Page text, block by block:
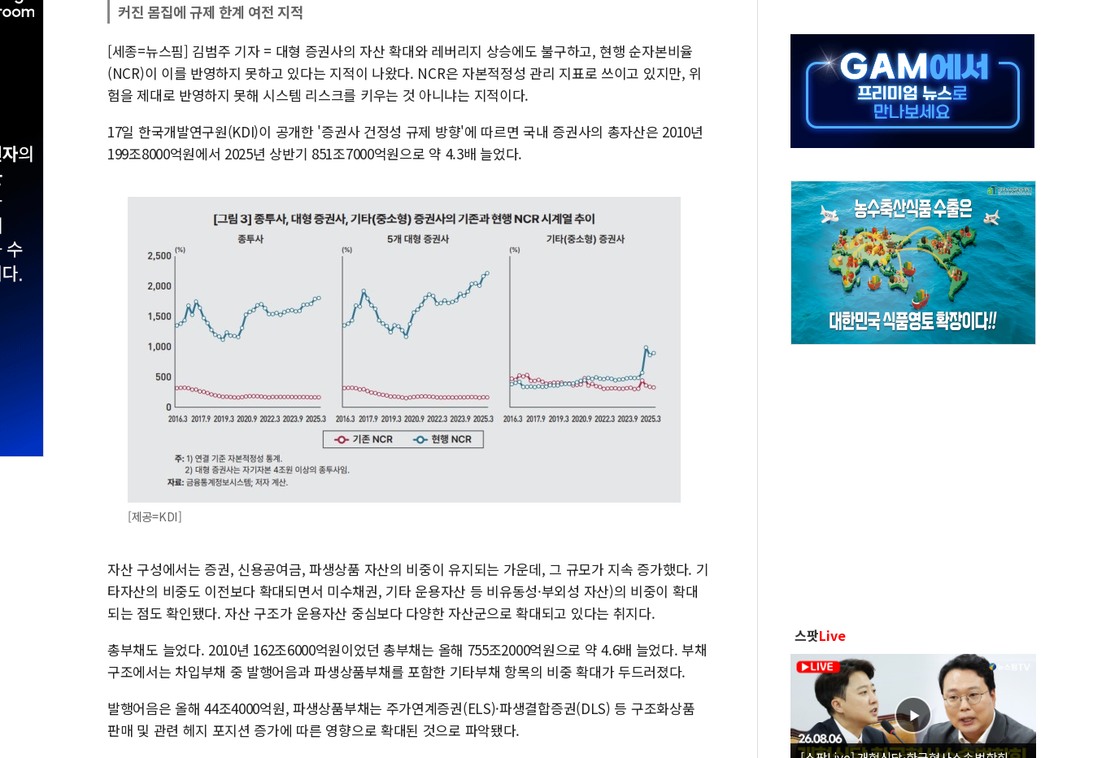
외국인 돌아왔지만 …'삼전·하이닉스'는 사고 급등주는 팔았다
커진 몸집에 규제 한계 여전 지적
[세종=뉴스핌] 김범주 기자 = 대형 증권사의 자산 확대와 레버리지 상승에도 불구하고, 현행 순자본비율
(NCR)이 이를 반영하지 못하고 있다는 지적이 나왔다. NCR은 자본적정성 관리 지표로 쓰이고 있지만, 위
험을 제대로 반영하지 못해 시스템 리스크를 키우는 것 아니냐는 지적이다.
17일 한국개발연구원(KDI)이 공개한 '증권사 건정성 규제 방향'에 따르면 국내 증권사의 총자산은 2010년
199조8000억원에서 2025년 상반기 851조7000억원으로 약 4.3배 늘었다.
[제공=KDI]
자산 구성에서는 증권, 신용공여금, 파생상품 자산의 비중이 유지되는 가운데, 그 규모가 지속 증가했다. 기
타자산의 비중도 이전보다 확대되면서 미수채권, 기타 운용자산 등 비유동성·부외성 자산)의 비중이 확대
되는 점도 확인됐다. 자산 구조가 운용자산 중심보다 다양한 자산군으로 확대되고 있다는 취지다.
총부채도 늘었다. 2010년 162조6000억원이었던 총부채는 올해 755조2000억원으로 약 4.6배 늘었다. 부채
구조에서는 차입부채 중 발행어음과 파생상품부채를 포함한 기타부채 항목의 비중 확대가 두드러졌다.
발행어음은 올해 44조4000억원, 파생상품부채는 주가연계증권(ELS)·파생결합증권(DLS) 등 구조화상품
판매 및 관련 헤지 포지션 증가에 따른 영향으로 확대된 것으로 파악됐다.
스팟Live